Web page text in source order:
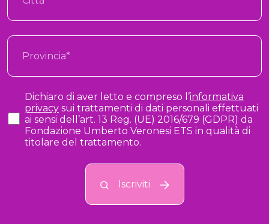
Dichiaro di aver letto e compreso l’informativa
privacysui trattamenti di dati personali effettuati
ai sensi dell’art. 13 Reg. (UE) 2016/679 (GDPR) da
Fondazione Umberto Veronesi ETS in qualità di
titolare del trattamento.
Iscriviti